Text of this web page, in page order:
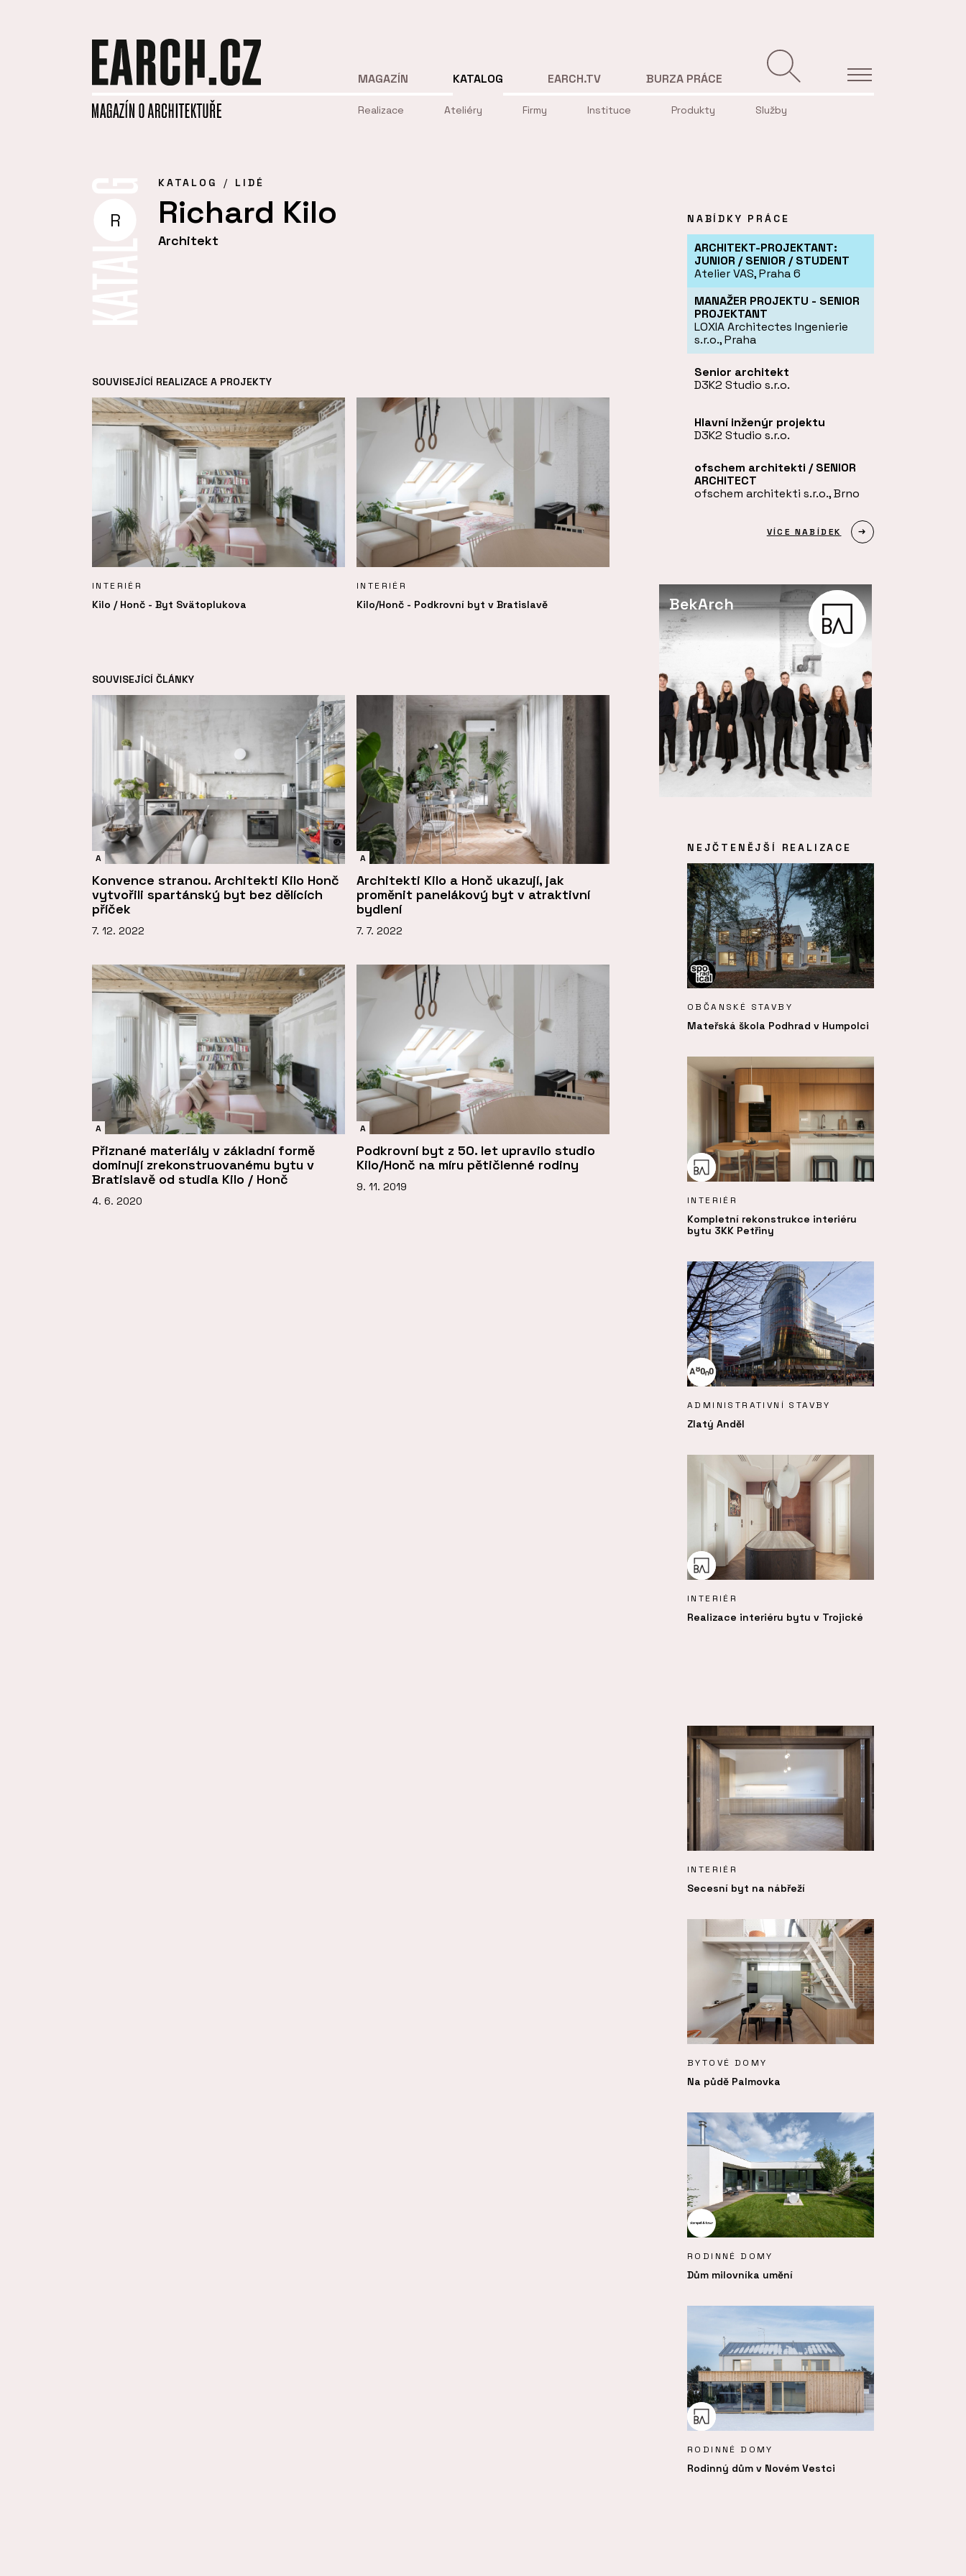
MAGAZÍN KATALOG
Realizace Ateliéry Firmy Instituce Produkty Služby
EARCH.TV BURZA PRÁCE
R
KATALOG LIDÉ
Richard Kilo
Architekt
SOUVISEJÍCÍ REALIZACE A PROJEKTY
INTERIÉR
Kilo / Honč - Byt Svätoplukova
INTERIÉR
Kilo/Honč - Podkrovní byt v Bratislavě
SOUVISEJÍCÍ ČLÁNKY
A
Konvence stranou. Architekti Kilo Honč
vytvořili spartánský byt bez dělících
příček
7. 12. 2022
A
Architekti Kilo a Honč ukazují, jak
proměnit panelákový byt v atraktivní
bydlení
7. 7. 2022
A
Přiznané materiály v základní formě
dominují zrekonstruovanému bytu v
Bratislavě od studia Kilo / Honč
4. 6. 2020
A
Podkrovní byt z 50. let upravilo studio
Kilo/Honč na míru pětičlenné rodiny
9. 11. 2019
NABÍDKY PRÁCE
ARCHITEKT-PROJEKTANT:
JUNIOR / SENIOR / STUDENT
Atelier VAS, Praha 6
MANAŽER PROJEKTU - SENIOR
PROJEKTANT
LOXIA Architectes Ingenierie
s.r.o., Praha
Senior architekt
D3K2 Studio s.r.o.
Hlavní inženýr projektu
D3K2 Studio s.r.o.
ofschem architekti / SENIOR
ARCHITECT
ofschem architekti s.r.o., Brno
VÍCE NABÍDEK
BekArch
NEJČTENĚJŠÍ REALIZACE
OBČANSKÉ STAVBY
Mateřská škola Podhrad v Humpolci
INTERIÉR
Kompletní rekonstrukce interiéru
bytu 3KK Petřiny
ADMINISTRATIVNÍ STAVBY
Zlatý Anděl
INTERIÉR
Realizace interiéru bytu v Trojické
INTERIÉR
Secesní byt na nábřeží
BYTOVÉ DOMY
Na půdě Palmovka
RODINNÉ DOMY
Dům milovníka umění
RODINNÉ DOMY
Rodinný dům v Novém Vestci